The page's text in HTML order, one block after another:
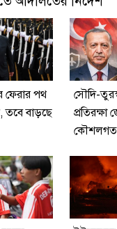
ফেরার পথ
তবে বাড়ছে
সৌদি-
প্রতিরক্ষা
কৌশলগত